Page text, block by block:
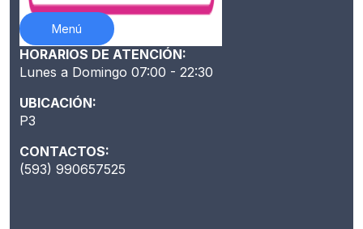
Menú
HORARIOS DE ATENCIÓN:
Lunes a Domingo 07:00 - 22:30
UBICACIÓN:
P3
CONTACTOS:
(593) 990657525